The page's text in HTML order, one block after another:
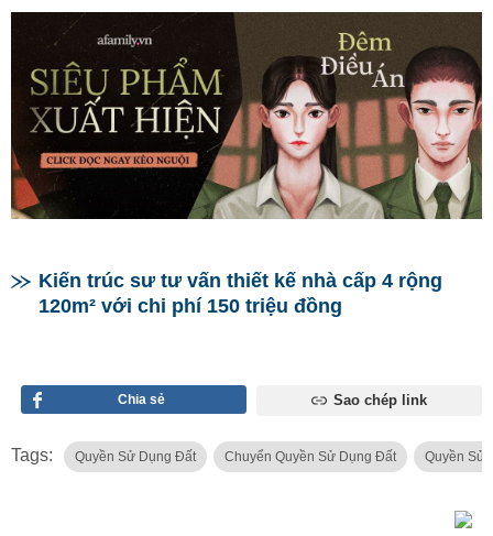
Kiến trúc sư tư vấn thiết kế nhà cấp 4 rộng
120m² với chi phí 150 triệu đồng
Chia sẻ Sao chép link
Tags: Quyền Sử Dụng Đất Chuyển Quyền Sử Dụng Đất Quyền Sử